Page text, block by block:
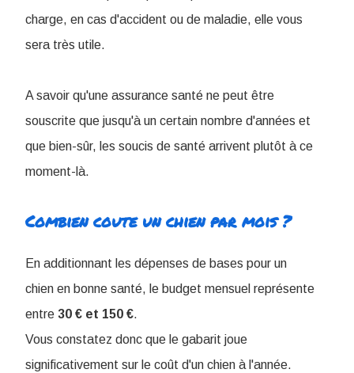
charge, en cas d'accident ou de maladie, elle vous
sera très utile.
A savoir qu'une assurance santé ne peut être
souscrite que jusqu'à un certain nombre d'années et
que bien-sûr, les soucis de santé arrivent plutôt à ce
moment-là.
Combien coute un chien par mois ?
En additionnant les dépenses de bases pour un
chien en bonne santé, le budget mensuel représente
entre 30 € et 150 €.
Vous constatez donc que le gabarit joue
significativement sur le coût d'un chien à l'année.